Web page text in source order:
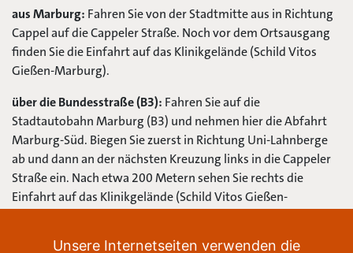
aus Marburg: Fahren Sie von der Stadtmitte aus in Richtung
Cappel auf die Cappeler Straße. Noch vor dem Ortsausgang
finden Sie die Einfahrt auf das Klinikgelände (Schild Vitos
Gießen-Marburg).
über die Bundesstraße (B3): Fahren Sie auf die
Stadtautobahn Marburg (B3) und nehmen hier die Abfahrt
Marburg-Süd. Biegen Sie zuerst in Richtung Uni-Lahnberge
ab und dann an der nächsten Kreuzung links in die Cappeler
Straße ein. Nach etwa 200 Metern sehen Sie rechts die
Einfahrt auf das Klinikgelände (Schild Vitos Gießen-
Unsere Internetseiten verwenden die